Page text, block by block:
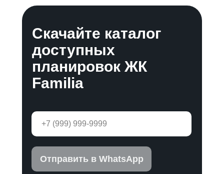
Скачайте каталог
доступных
планировок ЖК
Familia
Отправить в WhatsApp